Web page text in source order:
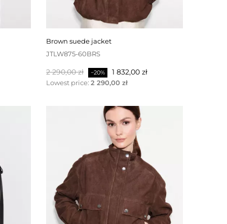
brown suede jacket
JTLW875-60BRS
Baspris
2 290,00 zł −20% Pris
1 832,00 zł
Lowest price: 2 290,00 zł